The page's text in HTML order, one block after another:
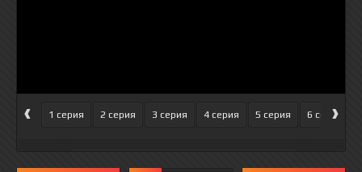
‹ 1 серия 2 серия 3 серия 4 серия 5 серия 6 серия
›